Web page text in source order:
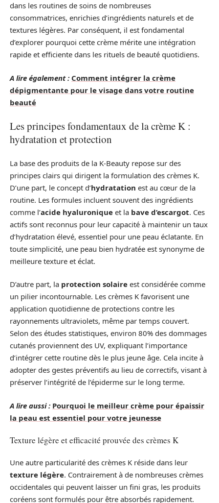
dans les routines de soins de nombreuses
consommatrices, enrichies d’ingrédients naturels et de
textures légères. Par conséquent, il est fondamental
d’explorer pourquoi cette crème mérite une intégration
rapide et efficiente dans les rituels de beauté quotidiens.
A lire également : Comment intégrer la crème
dépigmentante pour le visage dans votre routine
beauté
Les principes fondamentaux de la crème K :
hydratation et protection
La base des produits de la K-Beauty repose sur des
principes clairs qui dirigent la formulation des crèmes K.
D’une part, le concept d’hydratation est au cœur de la
routine. Les formules incluent souvent des ingrédients
comme l’acide hyaluronique et la bave d’escargot. Ces
actifs sont reconnus pour leur capacité à maintenir un taux
d’hydratation élevé, essentiel pour une peau éclatante. En
toute simplicité, une peau bien hydratée est synonyme de
meilleure texture et éclat.
D’autre part, la protection solaire est considérée comme
un pilier incontournable. Les crèmes K favorisent une
application quotidienne de protections contre les
rayonnements ultraviolets, même par temps couvert.
Selon des études statistiques, environ 80% des dommages
cutanés proviennent des UV, expliquant l’importance
d’intégrer cette routine dès le plus jeune âge. Cela incite à
adopter des gestes préventifs au lieu de correctifs, visant à
préserver l’intégrité de l’épiderme sur le long terme.
A lire aussi : Pourquoi le meilleur crème pour épaissir
la peau est essentiel pour votre jeunesse
Texture légère et efficacité prouvée des crèmes K
Une autre particularité des crèmes K réside dans leur
texture légère. Contrairement à de nombreuses crèmes
occidentales qui peuvent laisser un fini gras, les produits
coréens sont formulés pour être absorbés rapidement.